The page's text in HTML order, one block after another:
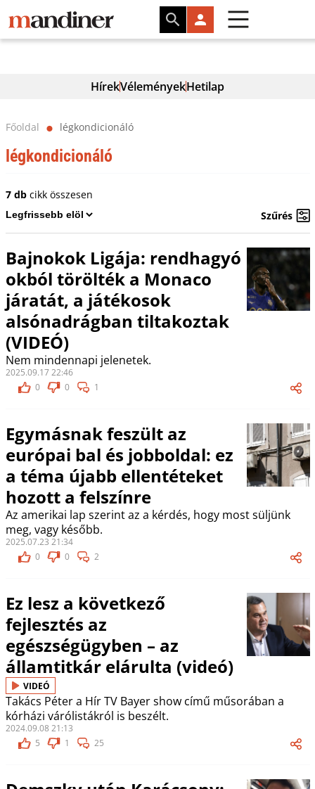
HírekVéleményekHetilap
Főoldal ⬤ légkondicionáló
légkondicionáló
7 dbcikk összesen
Szűrés
Bajnokok Ligája: rendhagyó
okból törölték a Monaco
járatát, a játékosok
alsónadrágban tiltakoztak
(VIDEÓ)
Nem mindennapi jelenetek.
2025.09.17 22:46
0
0 1
Egymásnak feszült az
európai bal és jobboldal: ez
a téma újabb ellentéteket
hozott a felszínre
Az amerikai lap szerint az a kérdés, hogy most süljünk
meg, vagy később.
2025.07.23 21:34
0
0 2
Ez lesz a következő
fejlesztés az
egészségügyben – az
államtitkár elárulta (videó)
VIDEÓ
Takács Péter a Hír TV Bayer show című műsorában a
kórházi várólistákról is beszélt.
2024.09.08 21:13
5
1 25